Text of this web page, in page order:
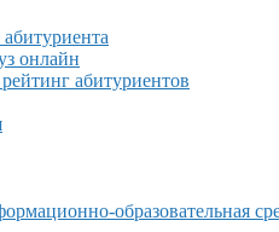
онлайн
абитуриентов
образовательная